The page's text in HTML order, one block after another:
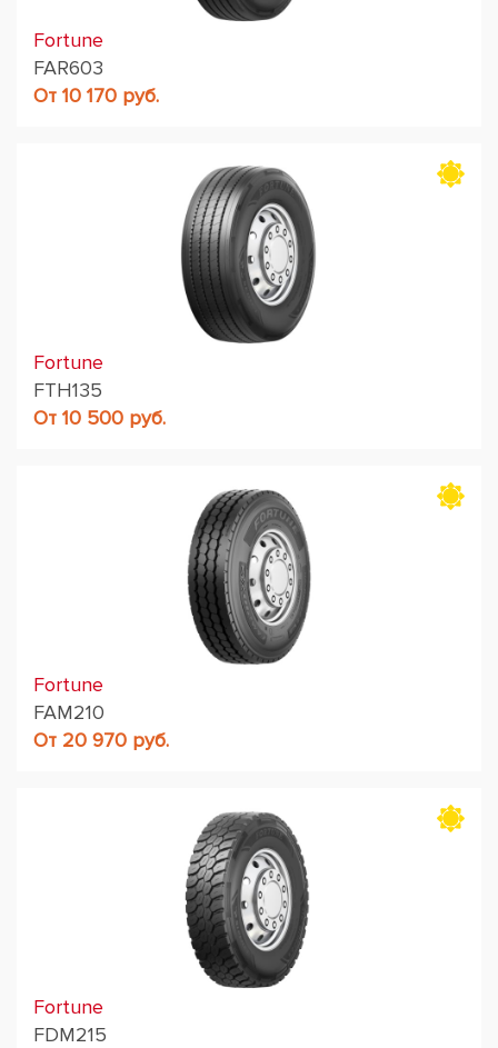
Fortune
FAR603
От 10 170 руб.
Fortune
FTH135
От 10 500 руб.
Fortune
FAM210
От 20 970 руб.
Fortune
FDM215